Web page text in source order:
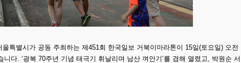
특별시가 공동 주최하는 제451회 한국일보 거북이마라톤이 15일(토요일) 오전
다. ‘광복 70주년 기념 태극기 휘날리며 남산 껴안기’를 겸해 열렸고, 박원순 서